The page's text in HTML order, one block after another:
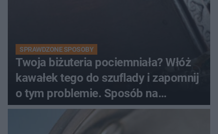
SPRAWDZONE SPOSOBY
Twoja biżuteria pociemniała? Włóż
kawałek tego do szuflady i zapomnij
o tym problemie. Sposób na
pociemniałą biżuterię